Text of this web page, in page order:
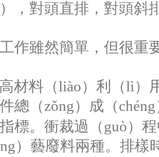
），對頭直排，對頭斜
作雖然簡單，但很重
材料（liào）利（lì）
總（zǒng）成（
標。衝裁過（guò）
）藝廢料兩種。排